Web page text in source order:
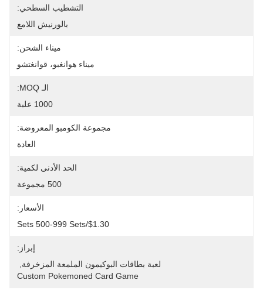
التشطيب السطحي:
بالورنيش اللامع
ميناء الشحن:
ميناء هوانغبو، قوانغتشو
الـ MOQ:
1000 علبة
مجموعة الكومبو المعروضة:
العادة
الحد الأدنى لكمية:
500 مجموعة
الأسعار:
$1.30/sets 500-999 Sets
إبراز:
لعبة بطاقات البوكيمون الملمعة المزخرفة
Custom Pokemoned Card Game